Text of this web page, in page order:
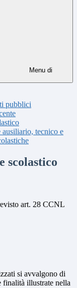
Menu di
pubblici
tecnico e
scolastico
art. 28 CCNL
si avvalgono di
finalità illustrate nella